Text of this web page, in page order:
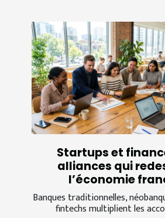
Startups et
alliances qui
l’économie
Banques traditionnelles,
fintechs multiplient les